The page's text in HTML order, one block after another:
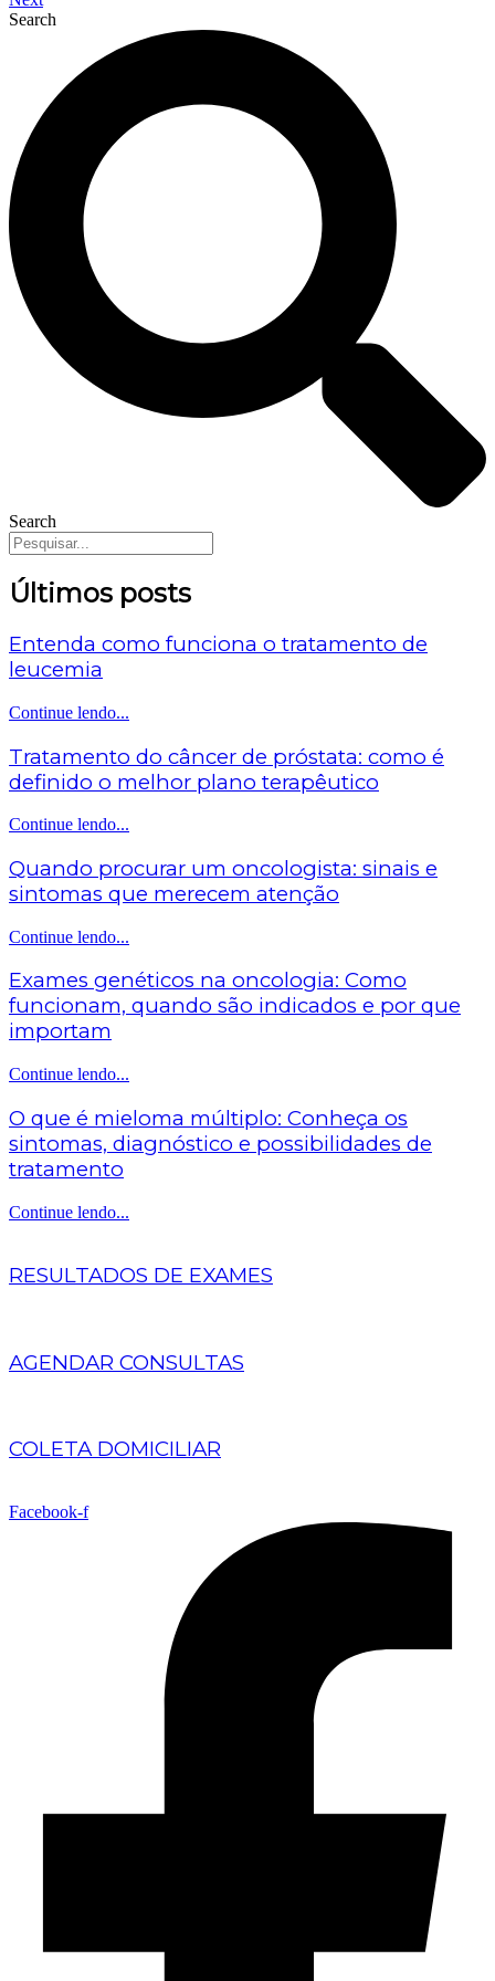
Search
Search
Últimos posts
Entenda como funciona o tratamento de
leucemia
Continue lendo...
Tratamento do câncer de próstata: como é
definido o melhor plano terapêutico
Continue lendo...
Quando procurar um oncologista: sinais e
sintomas que merecem atenção
Continue lendo...
Exames genéticos na oncologia: Como
funcionam, quando são indicados e por que
importam
Continue lendo...
O que é mieloma múltiplo: Conheça os
sintomas, diagnóstico e possibilidades de
tratamento
Continue lendo...
RESULTADOS DE EXAMES
AGENDAR CONSULTAS
COLETA DOMICILIAR
Facebook-f